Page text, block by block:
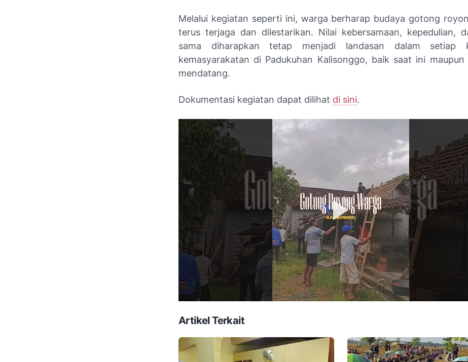
Melalui kegiatan seperti ini, warga berharap budaya gotong
terus terjaga dan dilestarikan. Nilai kebersamaan, kepedulian,
sama diharapkan tetap menjadi landasan dalam setiap
kemasyarakatan di Padukuhan Kalisonggo, baik saat ini maupun
mendatang.
Dokumentasi kegiatan dapat dilihat di sini.
Artikel Terkait